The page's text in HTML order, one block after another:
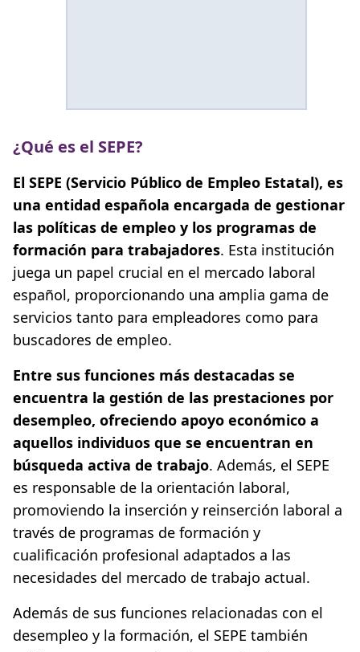
¿Qué es el SEPE?
El SEPE (Servicio Público de Empleo Estatal), es
una entidad española encargada de gestionar
las políticas de empleo y los programas de
formación para trabajadores. Esta institución
juega un papel crucial en el mercado laboral
español, proporcionando una amplia gama de
servicios tanto para empleadores como para
buscadores de empleo.
Entre sus funciones más destacadas se
encuentra la gestión de las prestaciones por
desempleo, ofreciendo apoyo económico a
aquellos individuos que se encuentran en
búsqueda activa de trabajo. Además, el SEPE
es responsable de la orientación laboral,
promoviendo la inserción y reinserción laboral a
través de programas de formación y
cualificación profesional adaptados a las
necesidades del mercado de trabajo actual.
Además de sus funciones relacionadas con el
desempleo y la formación, el SEPE también